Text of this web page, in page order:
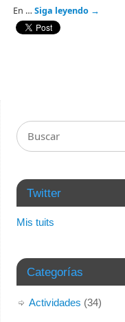
En … Siga leyendo →
Twitter
Mis tuits
Categorías
Actividades (34)